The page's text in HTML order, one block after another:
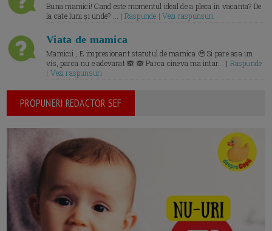
Buna mamici! Cand este momentul ideal de a pleca in vacanta? De
la cate luni și unde? ... | Raspunde | Vezi raspunsuri
Viata de mamica
Mamicii , E impresionant statutul de mamica 🥹 Si pare asa un
vis, parca nu e adevarat 🙈 🙈 Parca cineva ma intar... | Raspunde
| Vezi raspunsuri
PROPUNERI REDACTOR SEF